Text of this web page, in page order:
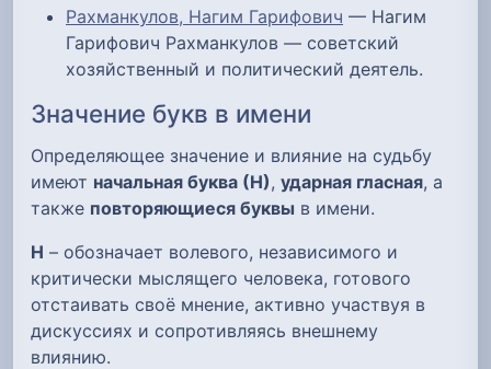
Рахманкулов, Нагим Гарифович — Нагим
Гарифович Рахманкулов — советский
хозяйственный и политический деятель.
Значение букв в имени
Определяющее значение и влияние на судьбу
имеют начальная буква (Н), ударная гласная, а
также повторяющиеся буквы в имени.
Н – обозначает волевого, независимого и
критически мыслящего человека, готового
отстаивать своё мнение, активно участвуя в
дискуссиях и сопротивляясь внешнему
влиянию.